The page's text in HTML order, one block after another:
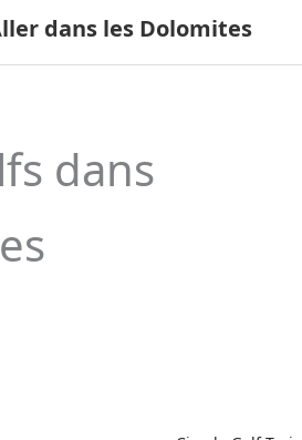
dans les Dolomites
dans